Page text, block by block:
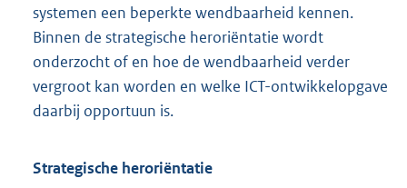
systemen een beperkte wendbaarheid kennen.
Binnen de strategische heroriëntatie wordt
onderzocht of en hoe de wendbaarheid verder
vergroot kan worden en welke ICT-ontwikkelopgave
daarbij opportuun is.
Strategische heroriëntatie